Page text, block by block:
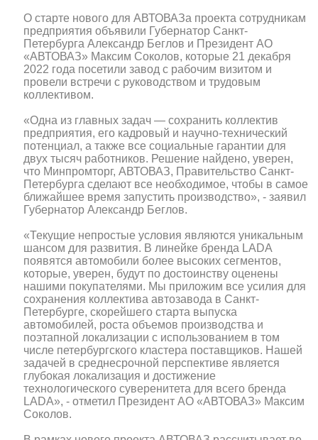
О старте нового для АВТОВАЗа проекта сотрудникам
предприятия объявили Губернатор Санкт-
Петербурга Александр Беглов и Президент АО
«АВТОВАЗ» Максим Соколов, которые 21 декабря
2022 года посетили завод с рабочим визитом и
провели встречи с руководством и трудовым
коллективом.
«Одна из главных задач — сохранить коллектив
предприятия, его кадровый и научно-технический
потенциал, а также все социальные гарантии для
двух тысяч работников. Решение найдено, уверен,
что Минпромторг, АВТОВАЗ, Правительство Санкт-
Петербурга сделают все необходимое, чтобы в самое
ближайшее время запустить производство», - заявил
Губернатор Александр Беглов.
«Текущие непростые условия являются уникальным
шансом для развития. В линейке бренда LADA
появятся автомобили более высоких сегментов,
которые, уверен, будут по достоинству оценены
нашими покупателями. Мы приложим все усилия для
сохранения коллектива автозавода в Санкт-
Петербурге, скорейшего старта выпуска
автомобилей, роста объемов производства и
поэтапной локализации с использованием в том
числе петербургского кластера поставщиков. Нашей
задачей в среднесрочной перспективе является
глубокая локализация и достижение
технологического суверенитета для всего бренда
LADA», - отметил Президент АО «АВТОВАЗ» Максим
Соколов.